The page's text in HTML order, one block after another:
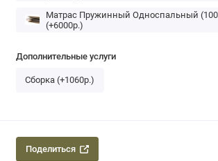
Матрас Пружинный Односпальный
(+6000р.)
Дополнительные услуги
Сборка (+1060р.)
Поделиться